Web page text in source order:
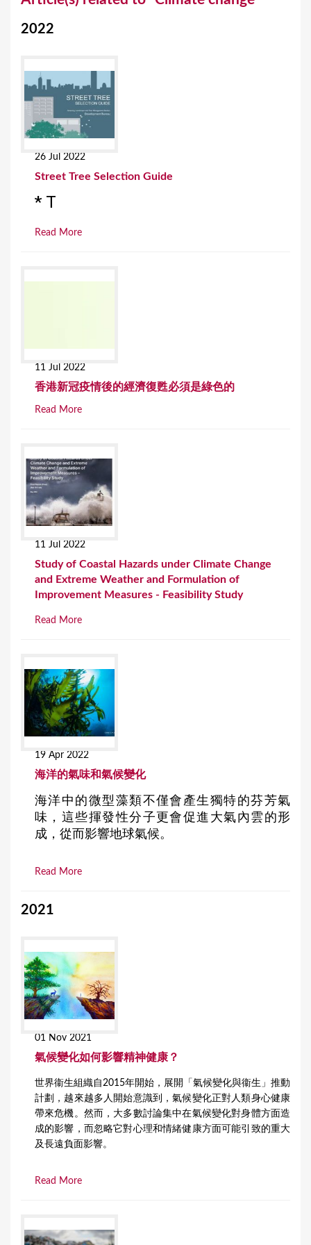
2022
26 Jul 2022
Street Tree Selection Guide
* T
Read More
11 Jul 2022
香港新冠疫情後的經濟復甦必須是綠色的
Read More
11 Jul 2022
Study of Coastal Hazards under Climate Change
and Extreme Weather and Formulation of
Improvement Measures - Feasibility Study
Read More
19 Apr 2022
海洋的氣味和氣候變化
海洋中的微型藻類不僅會產生獨特的芬芳氣
味，這些揮發性分子更會促進大氣內雲的形
成，從而影響地球氣候。
Read More
2021
01 Nov 2021
氣候變化如何影響精神健康？
世界衞生組織自2015年開始，展開「氣候變化與衞生」推動
計劃，越來越多人開始意識到，氣候變化正對人類身心健康
帶來危機。然而，大多數討論集中在氣候變化對身體方面造
成的影響，而忽略它對心理和情緒健康方面可能引致的重大
及長遠負面影響。
Read More